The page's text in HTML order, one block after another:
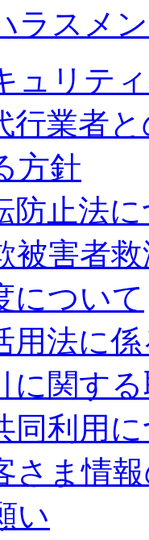
ラスメ
ュリテ
行業者
方針
防止法
被害者
について
用法に
に関す
同利用
さま情
い